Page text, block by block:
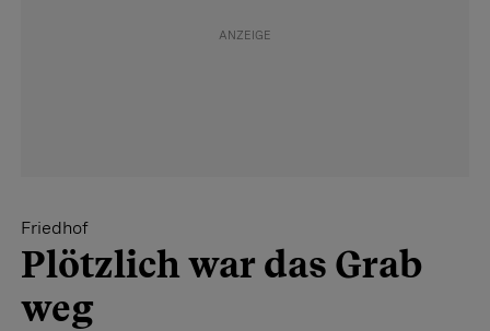
Friedhof
Plötzlich war das Grab
weg